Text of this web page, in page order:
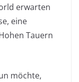
erwarten
eine
Tauern
möchte,